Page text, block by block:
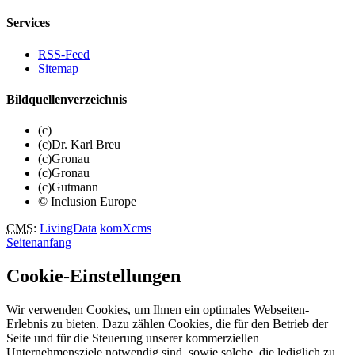
Services
RSS-Feed
Sitemap
Bildquellenverzeichnis
(c)
(c)Dr. Karl Breu
(c)Gronau
(c)Gronau
(c)Gutmann
© Inclusion Europe
CMS: LivingData komXcms
Seitenanfang
Cookie-Einstellungen
Wir verwenden Cookies, um Ihnen ein optimales Webseiten-
Erlebnis zu bieten. Dazu zählen Cookies, die für den Betrieb der
Seite und für die Steuerung unserer kommerziellen
Unternehmensziele notwendig sind, sowie solche, die lediglich zu